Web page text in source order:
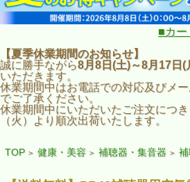
■カー
【夏季休業期間のお知らせ】
誠に勝手ながら8月8日(土)～8月17日(
いただきます。
休業期間中はお電話での対応及びメ
でご了承ください。
休業期間中にいただいたご注文につ
（火）より順次出荷いたします。
TOP > 健康・美容 > 補聴器・集音器 >